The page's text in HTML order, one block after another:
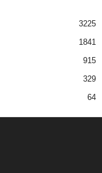
3225
1841
915
329
64